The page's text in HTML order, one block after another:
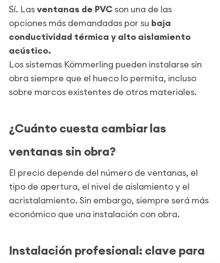
Sí. Lasventanas de PVCson una de las
opciones más demandadas por su baja
conductividad térmica y alto aislamiento
acústico.
Los sistemas Kömmerling pueden instalarse sin
obra siempre que el hueco lo permita, incluso
sobre marcos existentes de otros materiales.
¿Cuánto cuesta cambiar las
ventanas sin obra?
El precio depende del número de ventanas, el
tipo de apertura, el nivel de aislamiento y el
acristalamiento. Sin embargo, siempre será más
económico que una instalación con obra.
Instalación profesional: clave para